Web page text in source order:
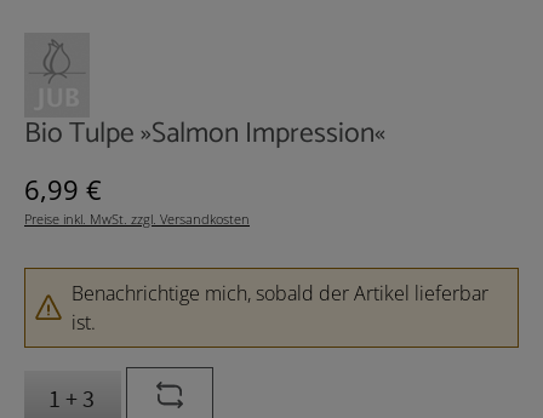
Bio Tulpe »Salmon Impression«
Regulärer Preis:
6,99 €
Preise inkl. MwSt. zzgl. Versandkosten
Benachrichtige mich, sobald der Artikel lieferbar
ist.